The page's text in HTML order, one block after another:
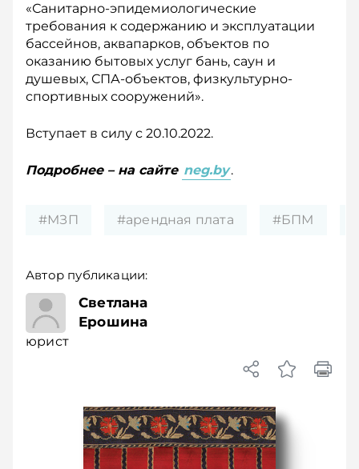
«Санитарно-эпидемиологические
требования к содержанию и эксплуатации
бассейнов, аквапарков, объектов по
оказанию бытовых услуг бань, саун и
душевых, СПА-объектов, физкультурно-
спортивных сооружений».
Вступает в силу с 20.10.2022.
Подробнее – на сайте neg.by.
#МЗП #арендная плата #БПМ
Автор публикации:
юрист
Светлана
Ерошина
юрист